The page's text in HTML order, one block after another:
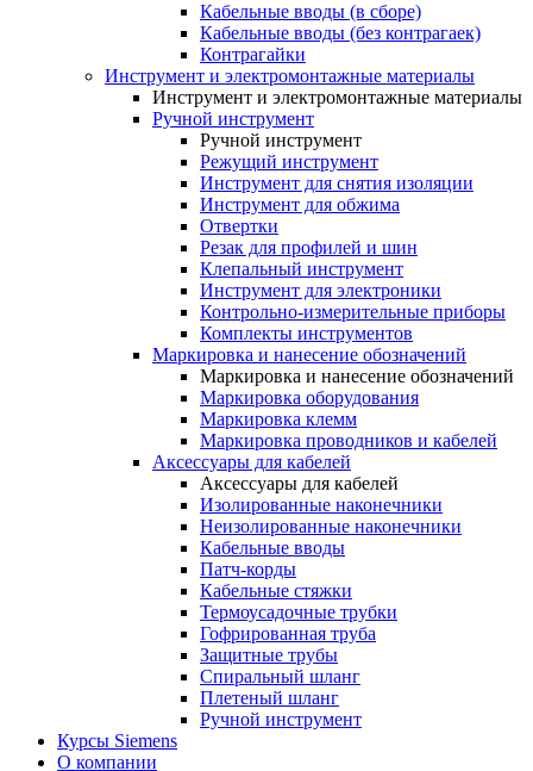
Кабельные вводы (в сборе)
Кабельные вводы (без контрагаек)
Контрагайки
Инструмент и электромонтажные материалы
Инструмент и электромонтажные материалы
Ручной инструмент
Ручной инструмент
Режущий инструмент
Инструмент для снятия изоляции
Инструмент для обжима
Отвертки
Резак для профилей и шин
Клепальный инструмент
Инструмент для электроники
Контрольно-измерительные приборы
Комплекты инструментов
Маркировка и нанесение обозначений
Маркировка и нанесение обозначений
Маркировка оборудования
Маркировка клемм
Маркировка проводников и кабелей
Аксессуары для кабелей
Аксессуары для кабелей
Изолированные наконечники
Неизолированные наконечники
Кабельные вводы
Патч-корды
Кабельные стяжки
Термоусадочные трубки
Гофрированная труба
Защитные трубы
Спиральный шланг
Плетеный шланг
Ручной инструмент
Курсы Siemens
О компании